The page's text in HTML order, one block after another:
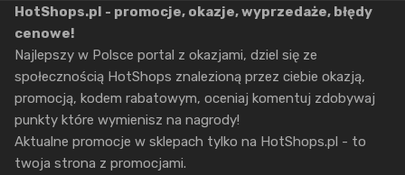
HotShops.pl - promocje, okazje, wyprzedaże, błędy
cenowe!
Najlepszy w Polsce portal z okazjami, dziel się ze
społecznością HotShops znalezioną przez ciebie okazją,
promocją, kodem rabatowym, oceniaj komentuj zdobywaj
punkty które wymienisz na nagrody!
Aktualne promocje w sklepach tylko na HotShops.pl - to
twoja strona z promocjami.